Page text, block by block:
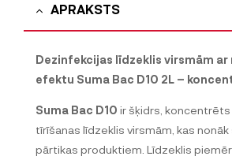
APRAKSTS
Dezinfekcijas līdzeklis virsmām ar
efektu Suma Bac D10 2L –
Suma Bac D10 ir šķidrs,
tīrīšanas līdzeklis virsmām, kas nonāk
pārtikas produktiem. Līdzeklis